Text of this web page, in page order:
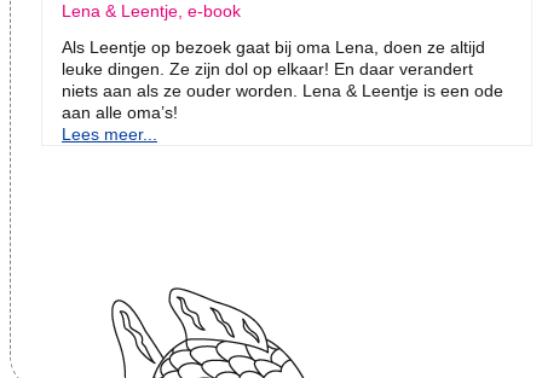
Lena & Leentje, e-book
Als Leentje op bezoek gaat bij oma Lena, doen ze altijd
leuke dingen. Ze zijn dol op elkaar! En daar verandert
niets aan als ze ouder worden. Lena & Leentje is een ode
aan alle oma’s!
Lees meer...